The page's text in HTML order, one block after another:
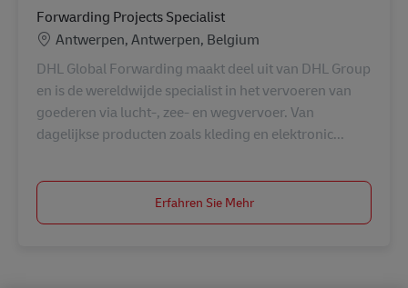
Forwarding Projects Specialist
Standort
Antwerpen, Antwerpen, Belgium
DHL Global Forwarding maakt deel uit van DHL Group
en is de wereldwijde specialist in het vervoeren van
goederen via lucht-, zee- en wegvervoer. Van
dagelijkse producten zoals kleding en elektronic...
Erfahren Sie Mehr